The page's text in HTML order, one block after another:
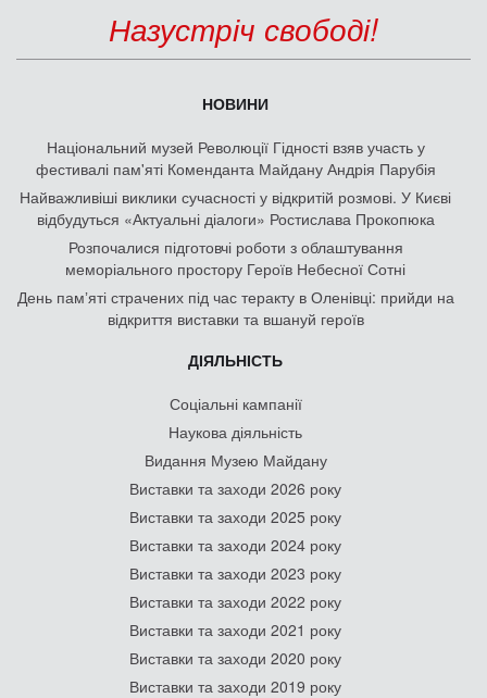
Назустріч свободі!
НОВИНИ
Національний музей Революції Гідності взяв участь у
фестивалі пам'яті Коменданта Майдану Андрія Парубія
Найважливіші виклики сучасності у відкритій розмові. У Києві
відбудуться «Актуальні діалоги» Ростислава Прокопюка
Розпочалися підготовчі роботи з облаштування
меморіального простору Героїв Небесної Сотні
День памʼяті страчених під час теракту в Оленівці: прийди на
відкриття виставки та вшануй героїв
ДІЯЛЬНІСТЬ
Соціальні кампанії
Наукова діяльність
Видання Музею Майдану
Виставки та заходи 2026 року
Виставки та заходи 2025 року
Виставки та заходи 2024 року
Виставки та заходи 2023 року
Виставки та заходи 2022 року
Виставки та заходи 2021 року
Виставки та заходи 2020 року
Виставки та заходи 2019 року